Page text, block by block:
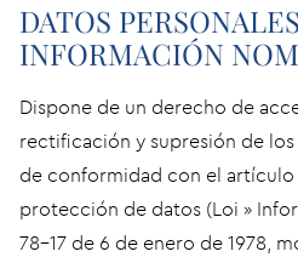
DATOS
INFORMACIÓN
Dispone de un derecho de
rectificación y supresión de
de conformidad con el artículo
protección de datos (Loi »
78-17 de 6 de enero de 1978,